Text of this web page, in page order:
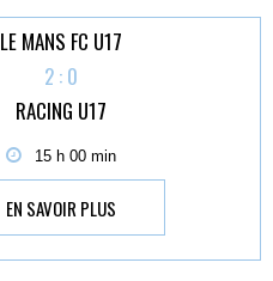
LE MANS FC U17
2 : 0
RACING U17
15 h 00 min
EN SAVOIR PLUS